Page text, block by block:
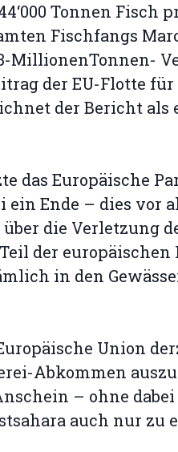
Tonnen Fisch
Fischfangs
MillionenTonnen-
der EU-Flotte für
der Bericht als
das Europäische
ein Ende – dies vor
die Verletzung
der europäischen
in den
Union
Abkommen
– ohne dabei
auch nur zu